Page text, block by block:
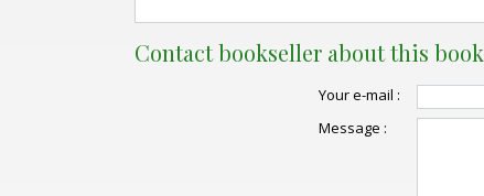
Contact bookseller about this book
Your e-mail :
Message :